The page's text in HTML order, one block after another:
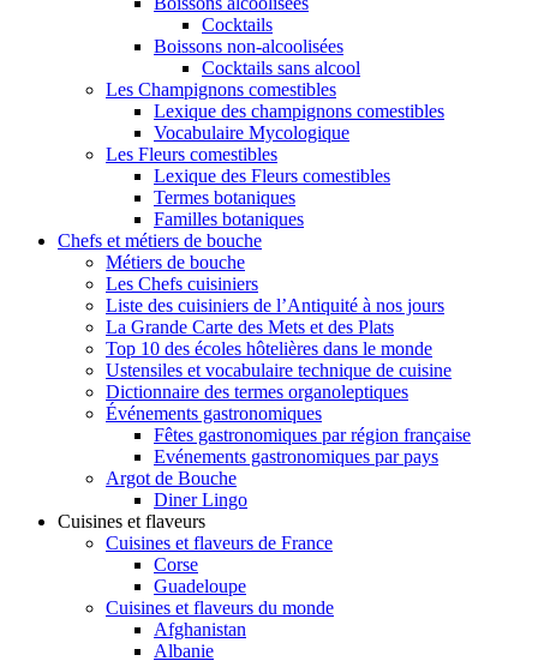
Cocktails
Boissons non-alcoolisées
Cocktails sans alcool
Les Champignons comestibles
Lexique des champignons comestibles
Vocabulaire Mycologique
Les Fleurs comestibles
Lexique des Fleurs comestibles
Termes botaniques
Familles botaniques
Chefs et métiers de bouche
Métiers de bouche
Les Chefs cuisiniers
Liste des cuisiniers de l’Antiquité à nos jours
La Grande Carte des Mets et des Plats
Top 10 des écoles hôtelières dans le monde
Ustensiles et vocabulaire technique de cuisine
Dictionnaire des termes organoleptiques
Événements gastronomiques
Fêtes gastronomiques par région française
Evénements gastronomiques par pays
Argot de Bouche
Diner Lingo
Cuisines et flaveurs
Cuisines et flaveurs de France
Corse
Guadeloupe
Cuisines et flaveurs du monde
Afghanistan
Albanie